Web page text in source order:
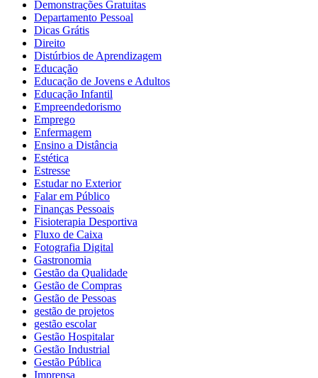
Demonstrações Gratuitas
Departamento Pessoal
Dicas Grátis
Direito
Distúrbios de Aprendizagem
Educação
Educação de Jovens e Adultos
Educação Infantil
Empreendedorismo
Emprego
Enfermagem
Ensino a Distância
Estética
Estresse
Estudar no Exterior
Falar em Público
Finanças Pessoais
Fisioterapia Desportiva
Fluxo de Caixa
Fotografia Digital
Gastronomia
Gestão da Qualidade
Gestão de Compras
Gestão de Pessoas
gestão de projetos
gestão escolar
Gestão Hospitalar
Gestão Industrial
Gestão Pública
Imprensa